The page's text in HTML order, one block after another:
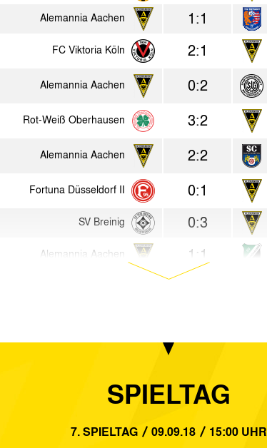
Alemannia Aachen 1:1
FC Viktoria Köln 2:1
Alemannia Aachen 0:2
Rot-Weiß Oberhausen 3:2
Alemannia Aachen 2:2
Fortuna Düsseldorf II 0:1
SV Breinig 0:3
Alemannia Aachen 1:1
1. FC Köln II 1:2
5:1
SPIELTAG
7. SPIELTAG 09.09.18 15:00 UHR